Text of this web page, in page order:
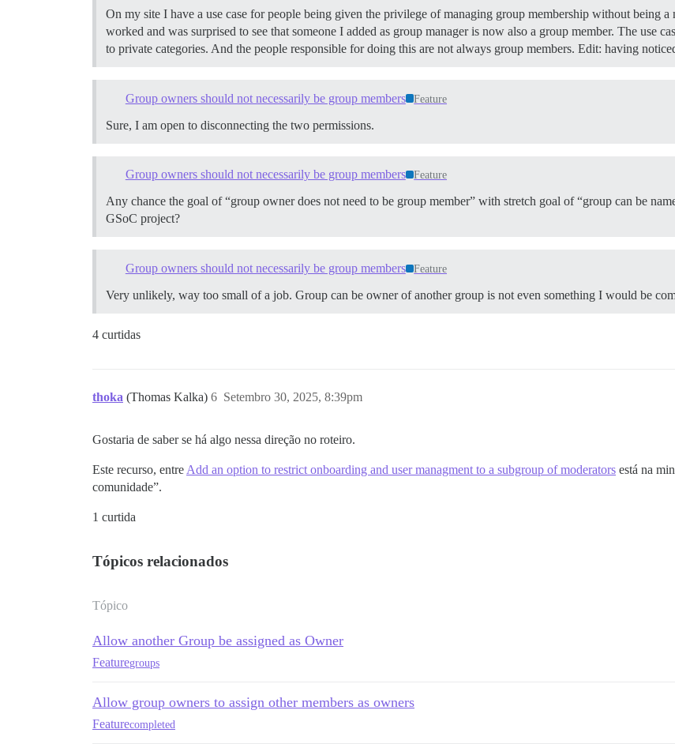
On my site I have a use case for people being given the privilege of managing group membership without being
worked and was surprised to see that someone I added as group manager is now also a group member. The use
to private categories. And the people responsible for doing this are not always group members. Edit: having
Group owners should not necessarily be group members Feature
Sure, I am open to disconnecting the two permissions.
Group owners should not necessarily be group members Feature
Any chance the goal of “group owner does not need to be group member” with stretch goal of “group can be
GSoC project?
Group owners should not necessarily be group members Feature
Very unlikely, way too small of a job. Group can be owner of another group is not even something I would be
4 curtidas
thoka (Thomas Kalka) Setembro 30, 2025, 8:39pm
6
Gostaria de saber se há algo nessa direção no roteiro.
Este recurso, entre Add an option to restrict onboarding and user managment to a subgroup of moderators está na
comunidade”.
1 curtida
Tópicos relacionados
Tópico
Allow another Group be assigned as Owner
Featuregroups
Allow group owners to assign other members as owners
Featurecompleted